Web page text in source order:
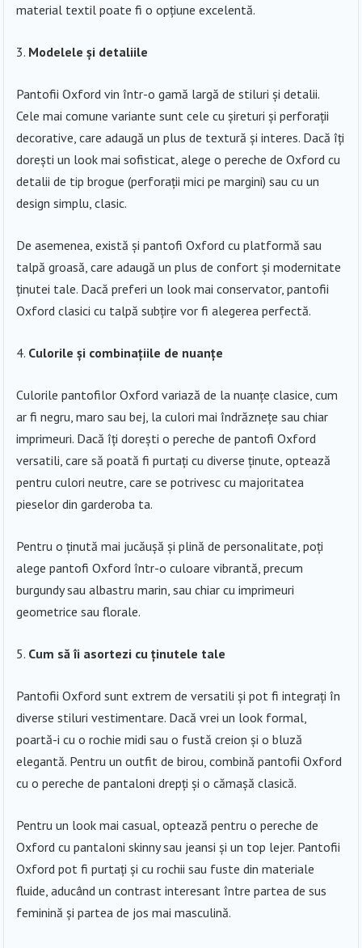
material textil poate fi o opțiune excelentă.
Modelele și detaliile
Pantofii Oxford vin într-o gamă largă de stiluri și detalii.
Cele mai comune variante sunt cele cu șireturi și perforații
decorative, care adaugă un plus de textură și interes. Dacă îți
dorești un look mai sofisticat, alege o pereche de Oxford cu
detalii de tip brogue (perforații mici pe margini) sau cu un
design simplu, clasic.
De asemenea, există și pantofi Oxford cu platformă sau
talpă groasă, care adaugă un plus de confort și modernitate
ținutei tale. Dacă preferi un look mai conservator, pantofii
Oxford clasici cu talpă subțire vor fi alegerea perfectă.
Culorile și combinațiile de nuanțe
Culorile pantofilor Oxford variază de la nuanțe clasice, cum
ar fi negru, maro sau bej, la culori mai îndrăznețe sau chiar
imprimeuri. Dacă îți dorești o pereche de pantofi Oxford
versatili, care să poată fi purtați cu diverse ținute, optează
pentru culori neutre, care se potrivesc cu majoritatea
pieselor din garderoba ta.
Pentru o ținută mai jucăușă și plină de personalitate, poți
alege pantofi Oxford într-o culoare vibrantă, precum
burgundy sau albastru marin, sau chiar cu imprimeuri
geometrice sau florale.
Cum să îi asortezi cu ținutele tale
Pantofii Oxford sunt extrem de versatili și pot fi integrați în
diverse stiluri vestimentare. Dacă vrei un look formal,
poartă-i cu o rochie midi sau o fustă creion și o bluză
elegantă. Pentru un outfit de birou, combină pantofii Oxford
cu o pereche de pantaloni drepți și o cămașă clasică.
Pentru un look mai casual, optează pentru o pereche de
Oxford cu pantaloni skinny sau jeansi și un top lejer. Pantofii
Oxford pot fi purtați și cu rochii sau fuste din materiale
fluide, aducând un contrast interesant între partea de sus
feminină și partea de jos mai masculină.